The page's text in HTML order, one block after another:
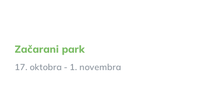
Začarani park
17. oktobra - 1. novembra